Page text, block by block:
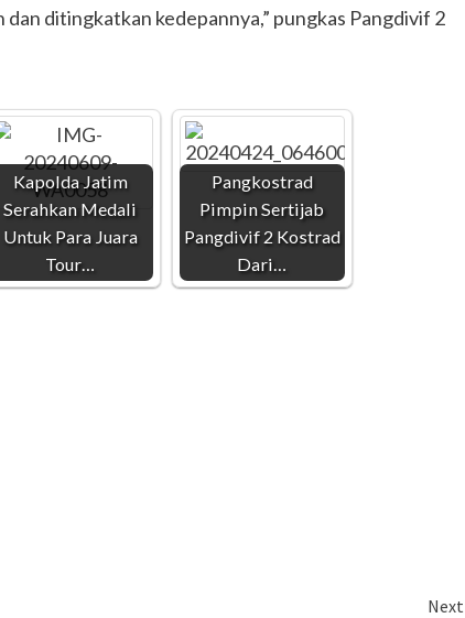
ditingkatkan kedepannya,” pungkas Pangdivif 2
Kapolda Jatim
Serahkan Medali
Untuk Para Juara
Tour…
Pangkostrad
Pimpin Sertijab
Pangdivif 2 Kostrad
Dari…
Next